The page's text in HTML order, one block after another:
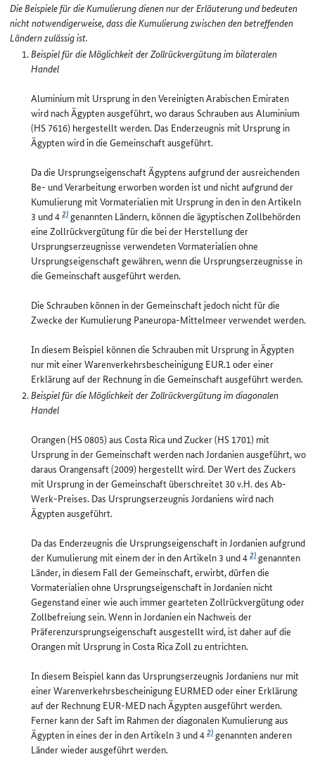
Die Beispiele für die Kumulierung dienen nur der Erläuterung und bedeuten
nicht notwendigerweise, dass die Kumulierung zwischen den betreffenden
Ländern zulässig ist.
Beispiel für die Möglichkeit der Zollrückvergütung im bilateralen
Handel
Aluminium mit Ursprung in den Vereinigten Arabischen Emiraten
wird nach Ägypten ausgeführt, wo daraus Schrauben aus Aluminium
(HS 7616) hergestellt werden. Das Enderzeugnis mit Ursprung in
Ägypten wird in die Gemeinschaft ausgeführt.
Da die Ursprungseigenschaft Ägyptens aufgrund der ausreichenden
Be- und Verarbeitung erworben worden ist und nicht aufgrund der
Kumulierung mit Vormaterialien mit Ursprung in den in den Artikeln
3 und 42)genannten Ländern, können die ägyptischen Zollbehörden
eine Zollrückvergütung für die bei der Herstellung der
Ursprungserzeugnisse verwendeten Vormaterialien ohne
Ursprungseigenschaft gewähren, wenn die Ursprungserzeugnisse in
die Gemeinschaft ausgeführt werden.
Die Schrauben können in der Gemeinschaft jedoch nicht für die
Zwecke der Kumulierung Paneuropa-Mittelmeer verwendet werden.
In diesem Beispiel können die Schrauben mit Ursprung in Ägypten
nur mit einer Warenverkehrsbescheinigung EUR.1 oder einer
Erklärung auf der Rechnung in die Gemeinschaft ausgeführt werden.
Beispiel für die Möglichkeit der Zollrückvergütung im diagonalen
Handel
Orangen (HS 0805) aus Costa Rica und Zucker (HS 1701) mit
Ursprung in der Gemeinschaft werden nach Jordanien ausgeführt, wo
daraus Orangensaft (2009) hergestellt wird. Der Wert des Zuckers
mit Ursprung in der Gemeinschaft überschreitet 30 v.H. des Ab-
Werk-Preises. Das Ursprungserzeugnis Jordaniens wird nach
Ägypten ausgeführt.
Da das Enderzeugnis die Ursprungseigenschaft in Jordanien aufgrund
der Kumulierung mit einem der in den Artikeln 3 und 42)genannten
Länder, in diesem Fall der Gemeinschaft, erwirbt, dürfen die
Vormaterialien ohne Ursprungseigenschaft in Jordanien nicht
Gegenstand einer wie auch immer gearteten Zollrückvergütung oder
Zollbefreiung sein. Wenn in Jordanien ein Nachweis der
Präferenzursprungseigenschaft ausgestellt wird, ist daher auf die
Orangen mit Ursprung in Costa Rica Zoll zu entrichten.
In diesem Beispiel kann das Ursprungserzeugnis Jordaniens nur mit
einer Warenverkehrsbescheinigung EURMED oder einer Erklärung
auf der Rechnung EUR-MED nach Ägypten ausgeführt werden.
Ferner kann der Saft im Rahmen der diagonalen Kumulierung aus
Ägypten in eines der in den Artikeln 3 und 42)genannten anderen
Länder wieder ausgeführt werden.